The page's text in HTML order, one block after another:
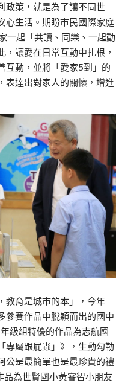
政策，就是為了讓不同世
心生活。 期盼市民國際家庭
一起「共讀 、同樂、 一起動
讓愛在日常互動中扎根，
互動，並將「愛家5到」的
表達出對家人的關懷， 增進
教育是城市的本」，今年
參賽作品中脫穎而出的國中
年級組特優的作品為志航國
專屬跟屁蟲」》，生動勾勒
公是最簡單也是最珍貴的禮
品為世賢國小黃睿智小朋友